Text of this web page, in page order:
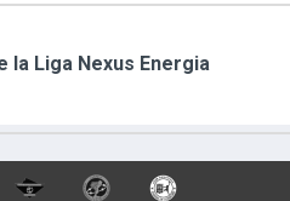
la Liga Nexus Energia